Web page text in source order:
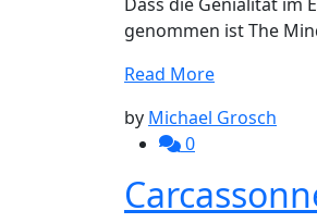
genommen ist The
Read More
by Michael Grosch
0